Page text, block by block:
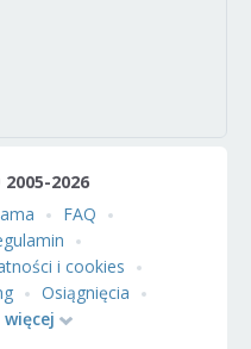
2005-2026
FAQ
i cookies
Osiągnięcia
więcej